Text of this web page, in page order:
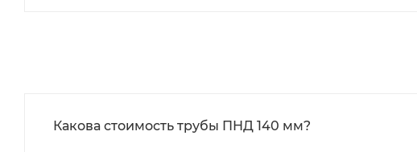
Какова стоимость трубы ПНД 140 мм?